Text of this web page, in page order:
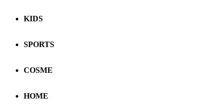
KIDS
SPORTS
COSME
HOME